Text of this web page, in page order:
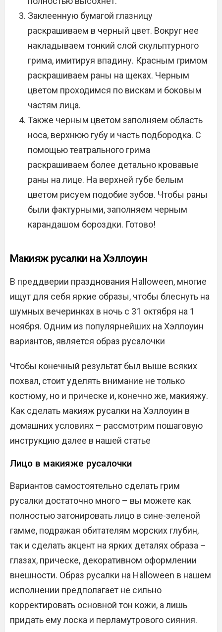
Заклеенную бумагой глазницу
раскрашиваем в черный цвет. Вокруг нее
накладываем тонкий слой скульптурного
грима, имитируя впадину. Красным гримом
раскрашиваем раны на щеках. Черным
цветом проходимся по вискам и боковым
частям лица.
Также черным цветом заполняем область
носа, верхнюю губу и часть подбородка. С
помощью театрального грима
раскрашиваем более детально кровавые
раны на лице. На верхней губе белым
цветом рисуем подобие зубов. Чтобы раны
были фактурными, заполняем черным
карандашом бороздки. Готово!
Макияж русалки на Хэллоуин
В преддверии празднования Halloween, многие
ищут для себя яркие образы, чтобы блеснуть на
шумных вечеринках в ночь с 31 октября на 1
ноября. Одним из популярнейших на Хэллоуин
вариантов, является образ русалочки
Чтобы конечный результат был выше всяких
похвал, стоит уделять внимание не только
костюму, но и прическе и, конечно же, макияжу.
Как сделать макияж русалки на Хэллоуин в
домашних условиях – рассмотрим пошаговую
инструкцию далее в нашей статье
Лицо в макияже русалочки
Вариантов самостоятельно сделать грим
русалки достаточно много – вы можете как
полностью затонировать лицо в сине-зеленой
гамме, подражая обитателям морских глубин,
так и сделать акцент на ярких деталях образа –
глазах, прическе, декоративном оформлении
внешности. Образ русалки на Halloween в нашем
исполнении предполагает не сильно
корректировать основной тон кожи, а лишь
придать ему лоска и перламутрового сияния.